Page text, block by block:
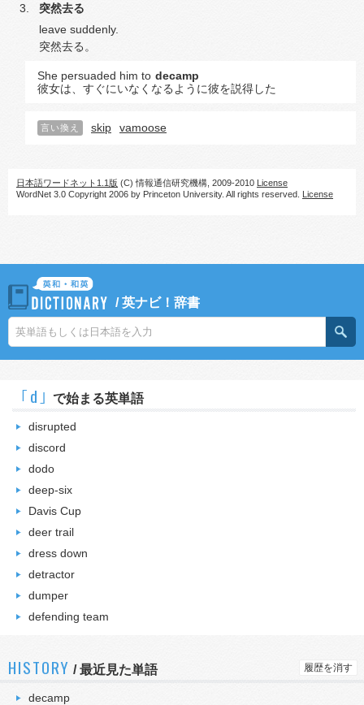
突然去る
leave suddenly.
突然去る。
She persuaded him to decamp
彼女は、すぐにいなくなるように彼を説得した
言い換え skip vamoose
日本語ワードネット1.1版 (C) 情報通信研究機構, 2009-2010 License
WordNet 3.0 Copyright 2006 by Princeton University. All rights reserved. License
/英ナビ！辞書
｢d｣ で始まる英単語
disrupted
discord
dodo
deep-six
Davis Cup
deer trail
dress down
detractor
dumper
defending team
HISTORY /最近見た単語 履歴を消す
decamp